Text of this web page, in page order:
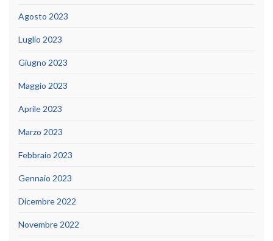
Agosto 2023
Luglio 2023
Giugno 2023
Maggio 2023
Aprile 2023
Marzo 2023
Febbraio 2023
Gennaio 2023
Dicembre 2022
Novembre 2022